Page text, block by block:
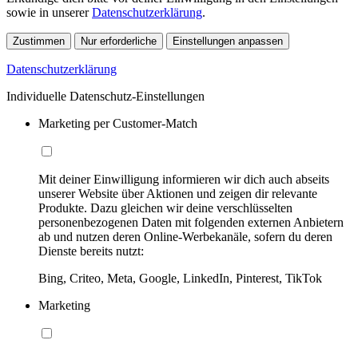
sowie in unsererDatenschutzerklärung.
Zustimmen Nur erforderliche Einstellungen anpassen
Datenschutzerklärung
Individuelle Datenschutz-Einstellungen
Marketing per Customer-Match
Mit deiner Einwilligung informieren wir dich auch abseits
unserer Website über Aktionen und zeigen dir relevante
Produkte. Dazu gleichen wir deine verschlüsselten
personenbezogenen Daten mit folgenden externen Anbietern
ab und nutzen deren Online-Werbekanäle, sofern du deren
Dienste bereits nutzt:
Bing, Criteo, Meta, Google, LinkedIn, Pinterest, TikTok
Marketing